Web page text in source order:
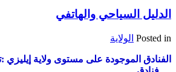
الدليل السياحي والهاتفي
Posted in الولاية
الفنادق الموجودة على مستوى ولاية إيليزي :